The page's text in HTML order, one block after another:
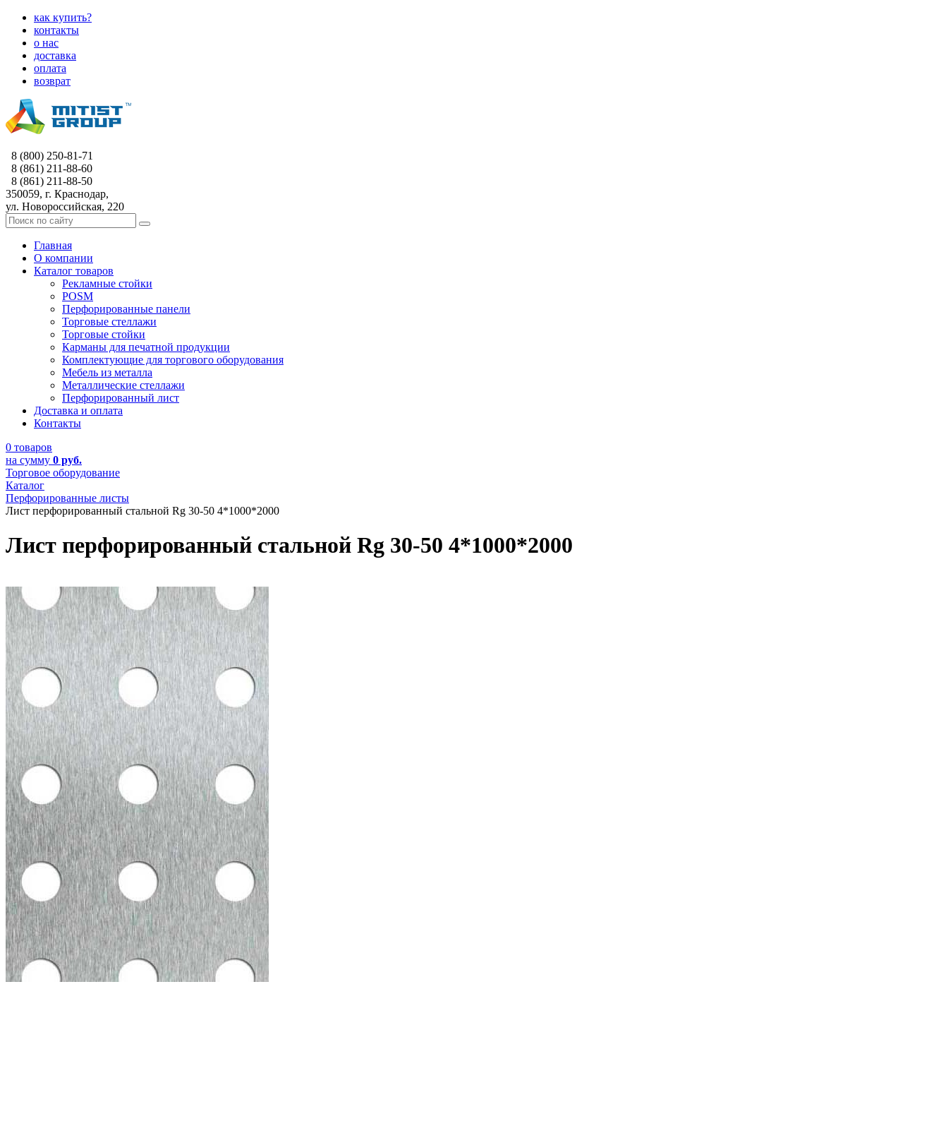
как купить?
контакты
о нас
доставка
оплата
возврат
8 (800) 250-81-71
8 (861) 211-88-60
8 (861) 211-88-50
350059, г. Краснодар,
ул. Новороссийская, 220
Главная
О компании
Каталог товаров
Рекламные стойки
POSM
Перфорированные панели
Торговые стеллажи
Торговые стойки
Карманы для печатной продукции
Комплектующие для торгового оборудования
Мебель из металла
Металлические стеллажи
Перфорированный лист
Доставка и оплата
Контакты
0 товаров
на сумму 0 руб.
Торговое оборудование
Каталог
Перфорированные листы
Лист перфорированный стальной Rg 30-50 4*1000*2000
Лист перфорированный стальной Rg 30-50 4*1000*2000